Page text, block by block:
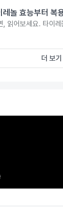
놀 효능부터 복
읽어보세요. 타이
더 보기